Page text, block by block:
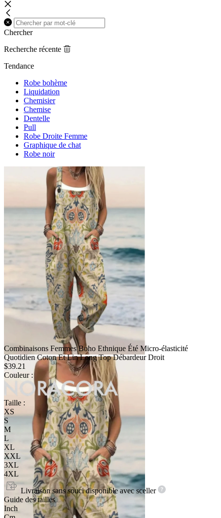
Chercher
Recherche récente
Tendance
Robe bohème
Liquidation
Chemisier
Chemise
Dentelle
Pull
Robe Droite Femme
Graphique de chat
Robe noir
Combinaisons Femmes Boho Ethnique Été Micro-élasticité
Quotidien Coton Et Lin Long Top Débardeur Droit
$39.21
Couleur :
Taille :
XS
S
M
L
XL
XXL
3XL
4XL
Livraison sans souci disponible avec sceller
Guide des tailles
Inch